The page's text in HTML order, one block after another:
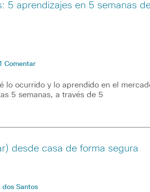
5 aprendizajes en 5 semanas
Comentar
lo ocurrido y lo aprendido en el
5 semanas, a través de 5
desde casa de forma segura
dos Santos